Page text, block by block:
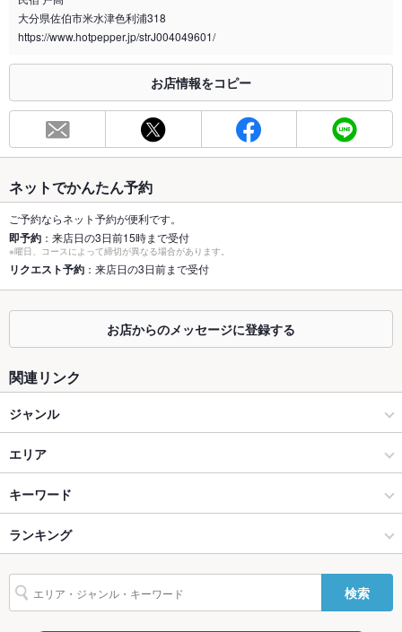
喫煙専用室 なし
合わせください。
お席
容人数
個室 あり
座敷 なし
掘りごたつ なし
貸切 貸切不可 ：※お問い合わせください。
設備
Wi-Fi
バリアフリ
ー
駐車場 あり
大分県佐伯市米水津色利浦318
https://www.hotpepper.jp/strJ004049601/
お店情報をコピー
ネットでかんたん予約
ご予約ならネット予約が便利です。
即予約 ：来店日の3日前15時まで受付
※曜日、コースによって締切が異なる場合があります。
リクエスト予約 ：来店日の3日前まで受付
お店からのメッセージに登録する
関連リンク
ジャンル
和食
日本料理・懐石・割烹
大分県その他 × 和食
大分県その他 × 日本料理・懐石・割烹
エリア
佐伯市
佐伯市 × 和食
佐伯市 × 日本料理・懐石・割烹
大分
キーワード
刺身
ランキング
大分のグルメランキング
大分の和食ランキング
検索